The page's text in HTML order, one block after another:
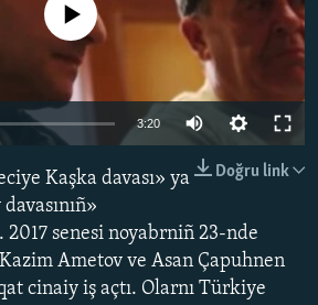
source currently available
3:20
Doğru link
Kaşka davası» ya
senesi noyabrniñ 23-nde
Ametov ve Asan Çapuhnen
cinaiy iş açtı. Olarnı Türkiye